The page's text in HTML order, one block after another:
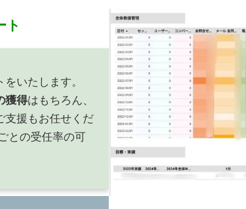
ト
いたします。
獲得はもちろん、
支援もお任せくだ
との受任率の可